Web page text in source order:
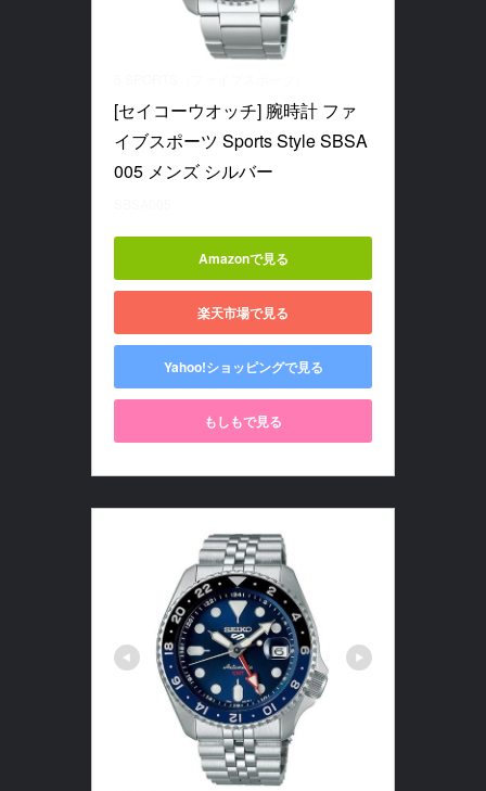
[セイコーウオッチ] 腕時計 ファ
イブスポーツ Sports Style SBSA
005 メンズ シルバー
Amazonで見る
楽天市場で見る
Yahoo!ショッピングで見る
もしもで見る